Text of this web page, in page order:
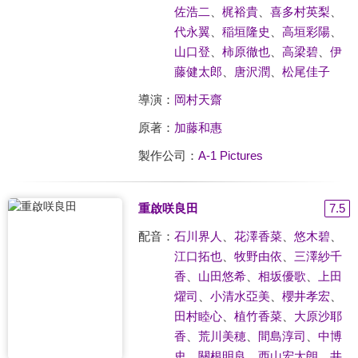
佐浩二 梶裕貴、 喜多村英梨
代永翼
稲垣隆史 高垣彩陽、
山口登
柿原徹也、 高梁碧、 伊
藤健太郎
唐沢潤 松尾佳子
導演： 岡村天齋
原著： 加藤和惠
製作公司： A-1 Pictures
重啟咲良田 7.5
配音： 石川界人 花澤香菜、 悠木碧、
江口拓也、 牧野由依
三澤紗千
香
山田悠希、 相坂優歌
上田
燿司
小清水亞美、 櫻井孝宏
田村睦心、 植竹香菜、 大原沙耶
香
荒川美穂、 間島淳司
中博